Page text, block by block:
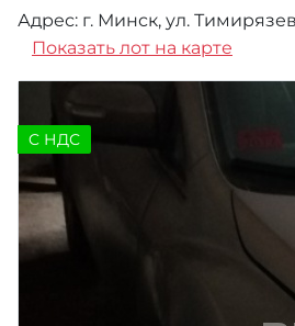
Адрес: г. Минск, ул.
Показать лот на карте
C НДС